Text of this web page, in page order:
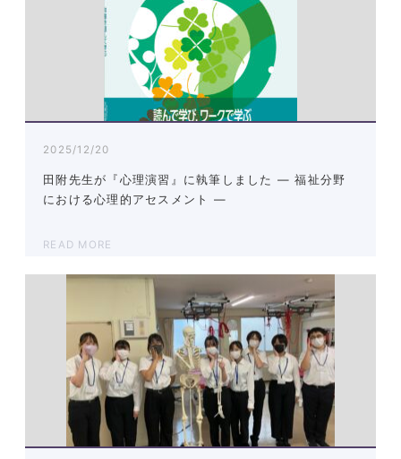
2025/12/20
田附先生が『心理演習』に執筆しました ― 福祉分野
における心理的アセスメント ―
READ MORE